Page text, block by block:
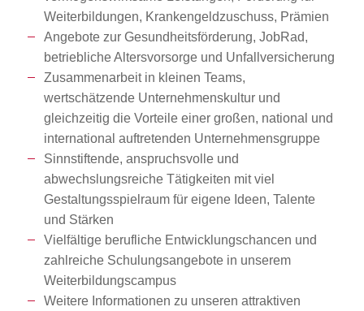
Weiterbildungen, Krankengeldzuschuss, Prämien
Angebote zur Gesundheitsförderung, JobRad,
betriebliche Altersvorsorge und Unfallversicherung
Zusammenarbeit in kleinen Teams,
wertschätzende Unternehmenskultur und
gleichzeitig die Vorteile einer großen, national und
international auftretenden Unternehmensgruppe
Sinnstiftende, anspruchsvolle und
abwechslungsreiche Tätigkeiten mit viel
Gestaltungsspielraum für eigene Ideen, Talente
und Stärken
Vielfältige berufliche Entwicklungschancen und
zahlreiche Schulungsangebote in unserem
Weiterbildungscampus
Weitere Informationen zu unseren attraktiven